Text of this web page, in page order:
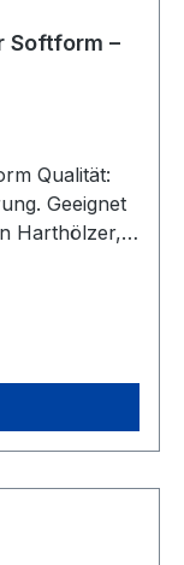
Softform –
Geeignet
Harthölzer,
die
und
dass
und
mit extra
elektro- und